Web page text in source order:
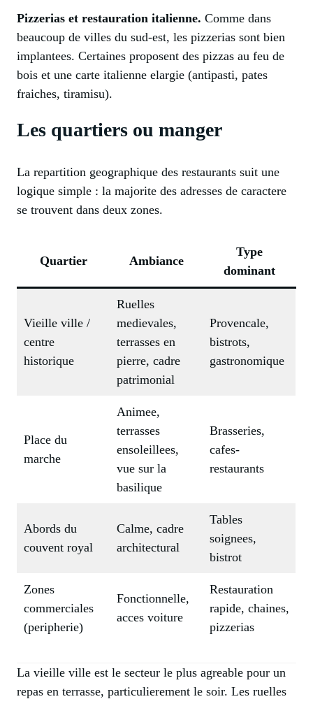
Pizzerias et restauration italienne. Comme dans
beaucoup de villes du sud-est, les pizzerias sont bien
implantees. Certaines proposent des pizzas au feu de
bois et une carte italienne elargie (antipasti, pates
fraiches, tiramisu).
Les quartiers ou manger
La repartition geographique des restaurants suit une
logique simple : la majorite des adresses de caractere
se trouvent dans deux zones.
Quartier Ambiance
Type
dominant
Vieille ville /
centre
historique
Ruelles
medievales,
terrasses en
pierre, cadre
patrimonial
Provencale,
bistrots,
gastronomique
Place du
marche
Animee,
terrasses
ensoleillees,
vue sur la
basilique
Brasseries,
cafes-
restaurants
Abords du
couvent royal
Calme, cadre
architectural
Tables
soignees,
bistrot
Zones
commerciales
(peripherie)
Fonctionnelle,
acces voiture
Restauration
rapide, chaines,
pizzerias
La vieille ville est le secteur le plus agreable pour un
repas en terrasse, particulierement le soir. Les ruelles